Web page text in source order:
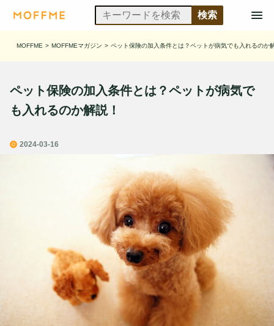
MOFFME > MOFFMEマガジン > ペット保険の加入条件とは？ペットが病気でも入れるのか
ペット保険の加入条件とは？ペットが病気で
も入れるのか解説！
2024-03-16